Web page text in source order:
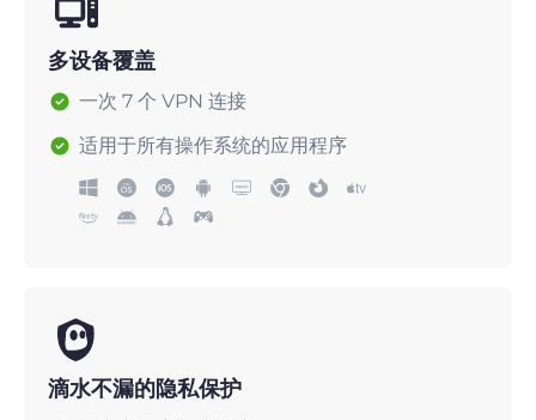
多设备覆盖
一次 7 个 VPN 连接
适用于所有操作系统的应用程序
滴水不漏的隐私保护